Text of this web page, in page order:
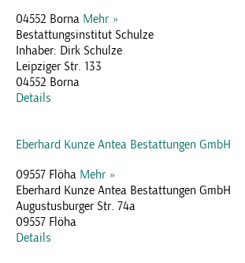
04552 Borna Mehr »
Bestattungsinstitut Schulze
Inhaber: Dirk Schulze
Leipziger Str. 133
04552 Borna
Details
Eberhard Kunze Antea Bestattungen GmbH
09557 Flöha Mehr »
Eberhard Kunze Antea Bestattungen GmbH
Augustusburger Str. 74a
09557 Flöha
Details